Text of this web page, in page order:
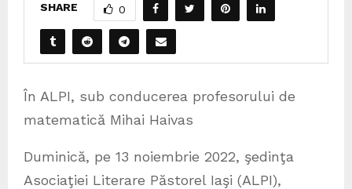
SHARE 0
În ALPI, sub conducerea profesorului de
matematică Mihai Haivas
Duminică, pe 13 noiembrie 2022, şedinţa
Asociaţiei Literare Păstorel Iaşi (ALPI),